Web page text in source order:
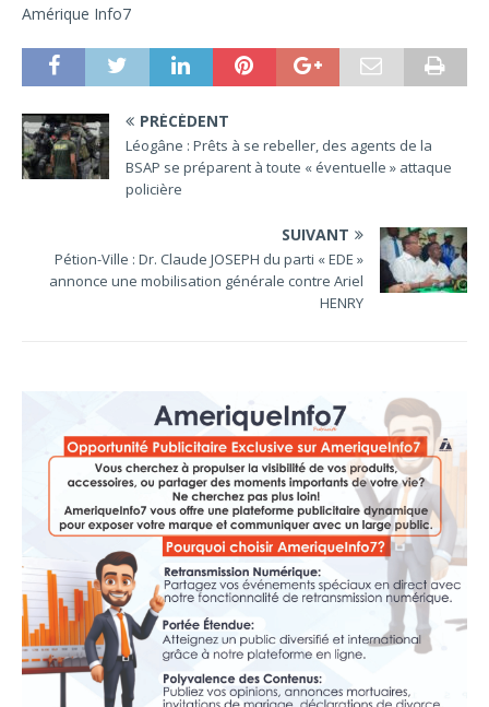
Amérique Info7
PRÉCÉDENT
Léogâne : Prêts à se rebeller, des agents de la
BSAP se préparent à toute « éventuelle » attaque
policière
SUIVANT
Pétion-Ville : Dr. Claude JOSEPH du parti « EDE »
annonce une mobilisation générale contre Ariel
HENRY